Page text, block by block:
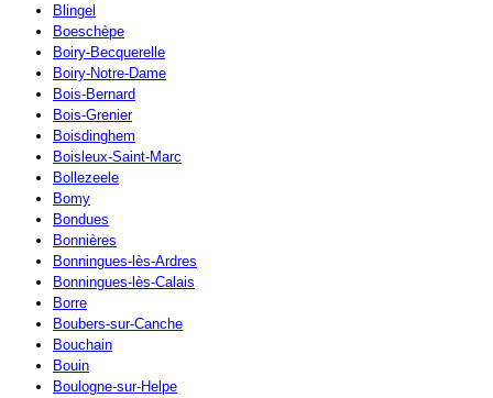
Blingel
Boeschèpe
Boiry-Becquerelle
Boiry-Notre-Dame
Bois-Bernard
Bois-Grenier
Boisdinghem
Boisleux-Saint-Marc
Bollezeele
Bomy
Bondues
Bonnières
Bonningues-lès-Ardres
Bonningues-lès-Calais
Borre
Boubers-sur-Canche
Bouchain
Bouin
Boulogne-sur-Helpe